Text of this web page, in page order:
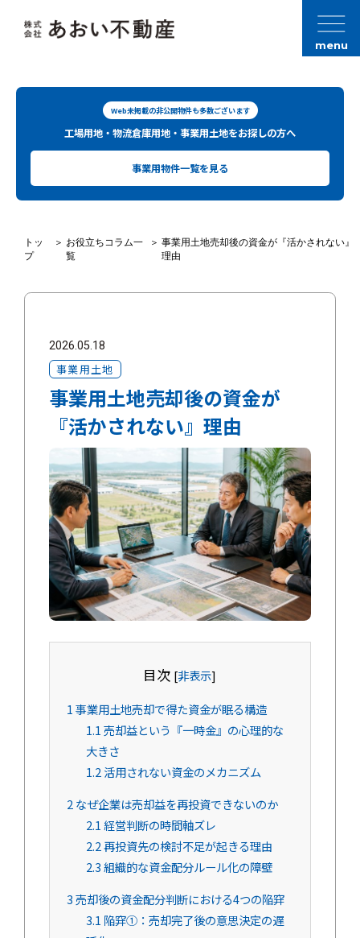
menu
Web未掲載の非公開物件も多数ございます
工場用地・物流倉庫用地・事業用土地をお探しの方へ
事業用物件一覧を見る
トッ
プ
＞ お役立ちコラム一
覧
＞ 事業用土地売却後の資金が『活かされない』
理由
2026.05.18
事業用土地
事業用土地売却後の資金が
『活かされない』理由
目次 [非表示]
1事業用土地売却で得た資金が眠る構造
1.1売却益という『一時金』の心理的な
大きさ
1.2活用されない資金のメカニズム
2なぜ企業は売却益を再投資できないのか
2.1経営判断の時間軸ズレ
2.2再投資先の検討不足が起きる理由
2.3組織的な資金配分ルール化の障壁
3売却後の資金配分判断における4つの陥穽
3.1 陥穽①：売却完了後の意思決定の遅